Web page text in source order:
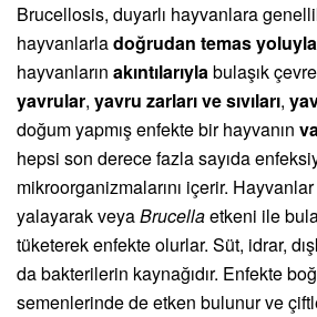
Brucellosis, duyarlı hayvanlara
hayvanlarladoğrudan temas yoluyla
hayvanların akıntılarıylabulaşık
yavrular, yavru zarları ve sıvıları,
doğum yapmış enfekte bir hayvanın
hepsi son derece fazla sayıda
mikroorganizmalarını içerir.
yalayarak veyaBrucellaetkeni ile
tüketerek enfekte olurlar. Süt, idrar,
da bakterilerin kaynağıdır. Enfekte
semenlerinde de etken bulunur ve